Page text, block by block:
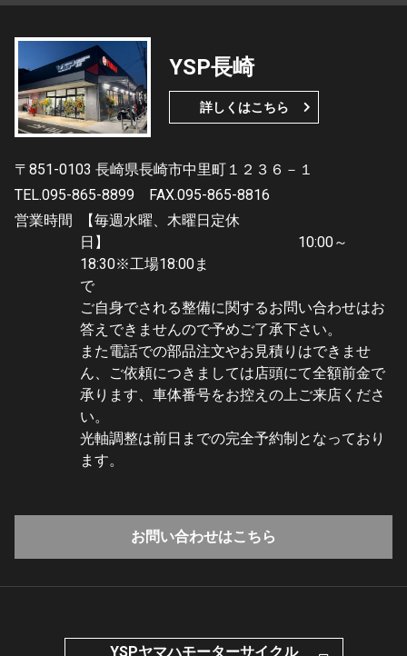
YSP長崎
詳しくはこちら
〒851-0103 長崎県長崎市中里町１２３６－１
TEL.095-865-8899
FAX.095-865-8816
営業時間
【毎週水曜、木曜日定休
日】 10:00～
18:30※工場18:00ま
で
ご自身でされる整備に関するお問い合わせはお
答えできませんので予めご了承下さい。
また電話での部品注文やお見積りはできませ
ん、ご依頼につきましては店頭にて全額前金で
承ります、車体番号をお控えの上ご来店くださ
い。
光軸調整は前日までの完全予約制となっており
ます。
お問い合わせはこちら
YSPヤマハモーターサイクル